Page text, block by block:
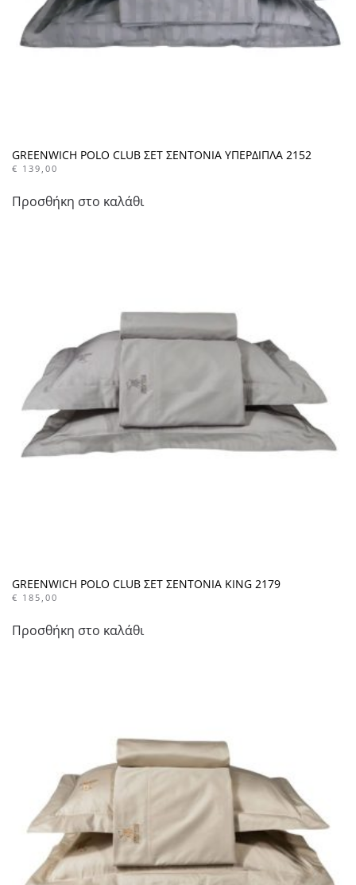
GREENWICH POLO CLUB ΣΕΤ ΣΕΝΤΟΝΙΑ ΥΠΕΡΔΙΠΛΑ 2152
€ 139,00
Προσθήκη στο καλάθι
GREENWICH POLO CLUB ΣΕΤ ΣΕΝΤΟΝΙΑ KING 2179
€ 185,00
Προσθήκη στο καλάθι